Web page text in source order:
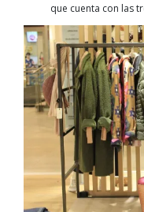
que cuenta con las